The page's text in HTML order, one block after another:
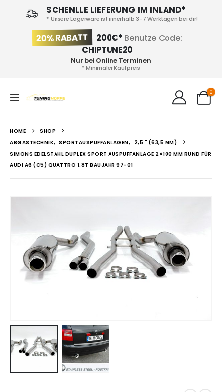
SCHENLLE LIEFERUNG IM INLAND*
* Unsere Lagerware ist innerhalb 3-7 Werktagen bei dir!
20% RABATT 200€* Benutze Code:
CHIPTUNE20
Nur bei Online Terminen
* Minimaler Kaufpreis
0
HOME
SHOP
ABGASTECHNIK, SPORTAUSPUFFANLAGEN,
2,5 " (63,5 MM)
SIMONS EDELSTAHL DUPLEX SPORT AUSPUFFANLAGE 2×100 MM RUND FÜR
AUDI A6 (C5) QUATTRO 1.8T BAUJAHR 97-01